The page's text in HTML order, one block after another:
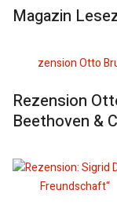
Magazin
Rezension
Beethoven &